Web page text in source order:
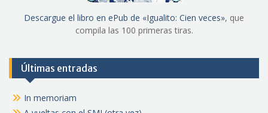
Descargue el libro en ePub de «Igualito: Cien veces», que
compila las 100 primeras tiras.
Últimas entradas
In memoriam